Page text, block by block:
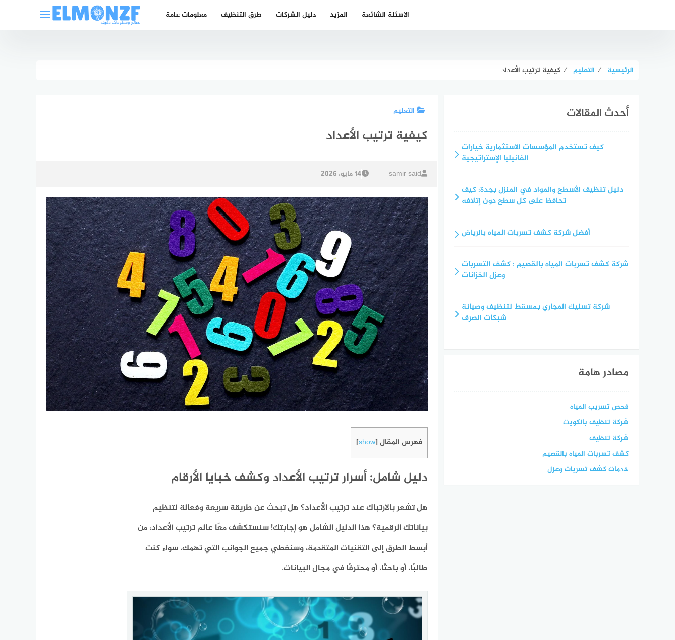
معلومات عامة طرق التنظيف دليل الشركات المزيد الاسئلة الشائعة
الرئيسية ⁄ التعليم ⁄ كيفية ترتيب الأعداد
التعليم
كيفية ترتيب الأعداد
samir said 14 مايو، 2026
فهرس المقال [
show
]
دليل شامل: أسرار ترتيب الأعداد وكشف خبايا الأرقام
هل تشعر بالارتباك عند ترتيب الأعداد؟ هل تبحث عن طريقة سريعة وفعالة لتنظيم
بياناتك الرقمية؟ هذا الدليل الشامل هو إجابتك! سنستكشف معًا عالم ترتيب الأعداد، من
أبسط الطرق إلى التقنيات المتقدمة، وسنغطي جميع الجوانب التي تهمك، سواء كنت
طالبًا، أو باحثًا، أو محترفًا في مجال البيانات.
أحدث المقالات
كيف تستخدم المؤسسات الاستثمارية خيارات
الفانيليا الإستراتيجية
دليل تنظيف الأسطح والمواد في المنزل بجدة: كيف
تحافظ على كل سطح دون إتلافه
أفضل شركة كشف تسربات المياه بالرياض
شركة كشف تسربات المياه بالقصيم : كشف التسربات
وعزل الخزانات
شركة تسليك المجاري بمسقط لتنظيف وصيانة
شبكات الصرف
مصادر هامة
فحص تسريب المياه
شركة تنظيف بالكويت
شركة تنظيف
كشف تسربات المياه بالقصيم
خدمات كشف تسربات وعزل